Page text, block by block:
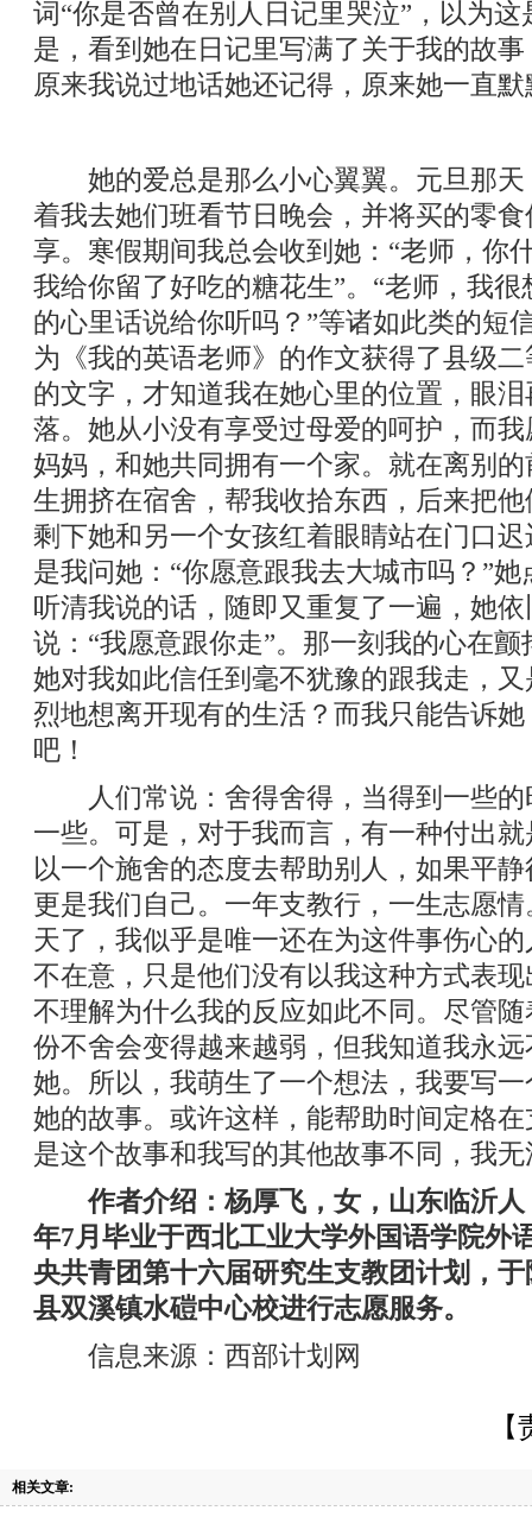
词“你是否曾在别人日记里哭泣”，以为
是，看到她在日记里写满了关于我的故
原来我说过地话她还记得，原来她一直
她的爱总是那么小心翼翼。元旦那天
着我去她们班看节日晚会，并将买的零
享。寒假期间我总会收到她：“老师，你
我给你留了好吃的糖花生”。“老师，我
的心里话说给你听吗？”等诸如此类的短
为《我的英语老师》的作文获得了县级
的文字，才知道我在她心里的位置，眼
落。她从小没有享受过母爱的呵护，而
妈妈，和她共同拥有一个家。就在离别
生拥挤在宿舍，帮我收拾东西，后来把
剩下她和另一个女孩红着眼睛站在门口
是我问她：“你愿意跟我去大城市吗？”
听清我说的话，随即又重复了一遍，她
说：“我愿意跟你走”。那一刻我的心在
她对我如此信任到毫不犹豫的跟我走，
烈地想离开现有的生活？而我只能告诉
吧！
人们常说：舍得舍得，当得到一些的
一些。可是，对于我而言，有一种付出
以一个施舍的态度去帮助别人，如果平
更是我们自己。一年支教行，一生志愿
天了，我似乎是唯一还在为这件事伤心
不在意，只是他们没有以我这种方式表
不理解为什么我的反应如此不同。尽管
份不舍会变得越来越弱，但我知道我永
她。所以，我萌生了一个想法，我要写
她的故事。或许这样，能帮助时间定格
是这个故事和我写的其他故事不同，我
作者介绍：杨厚飞，女，山东临沂
年7月毕业于西北工业大学外国语学院外
央共青团第十六届研究生支教团计划，
县双溪镇水磑中心校进行志愿服务。
信息来源：西部计划网
相关文章: